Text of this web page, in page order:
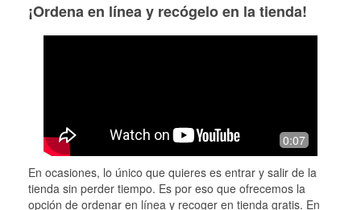
¡Ordena en línea y recógelo en la tienda!
0:07
En ocasiones, lo único que quieres es entrar y salir de la
tienda sin perder tiempo. Es por eso que ofrecemos la
opción de ordenar en línea y recoger en tienda gratis. En